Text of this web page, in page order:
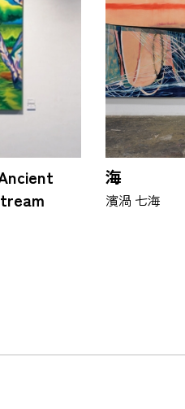
海
濱渦 七海